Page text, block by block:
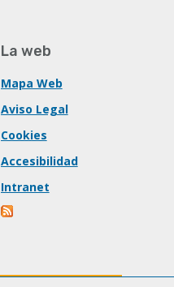
La web
Mapa Web
Aviso Legal
Cookies
Accesibilidad
Intranet